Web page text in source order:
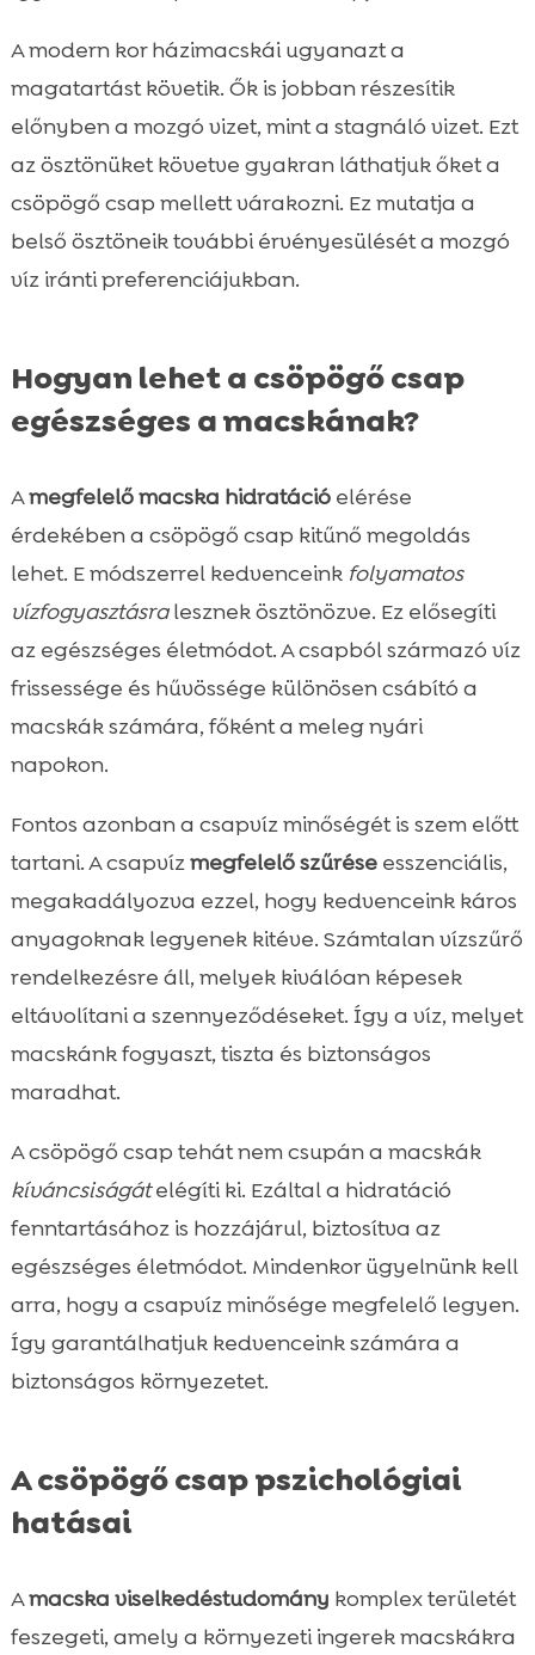
A modern kor házimacskái ugyanazt a
magatartást követik. Ők is jobban részesítik
előnyben a mozgó vizet, mint a stagnáló vizet. Ezt
az ösztönüket követve gyakran láthatjuk őket a
csöpögő csap mellett várakozni. Ez mutatja a
belső ösztöneik további érvényesülését a mozgó
víz iránti preferenciájukban.
Hogyan lehet a csöpögő csap
egészséges a macskának?
Amegfelelő macska hidratációelérése
érdekében a csöpögő csap kitűnő megoldás
lehet. E módszerrel kedvenceink folyamatos
vízfogyasztásralesznek ösztönözve. Ez elősegíti
az egészséges életmódot. A csapból származó víz
frissessége és hűvössége különösen csábító a
macskák számára, főként a meleg nyári
napokon.
Fontos azonban a csapvíz minőségét is szem előtt
tartani. A csapvízmegfelelő szűréseesszenciális,
megakadályozva ezzel, hogy kedvenceink káros
anyagoknak legyenek kitéve. Számtalan vízszűrő
rendelkezésre áll, melyek kiválóan képesek
eltávolítani a szennyeződéseket. Így a víz, melyet
macskánk fogyaszt, tiszta és biztonságos
maradhat.
A csöpögő csap tehát nem csupán a macskák
kíváncsiságátelégíti ki. Ezáltal a hidratáció
fenntartásához is hozzájárul, biztosítva az
egészséges életmódot. Mindenkor ügyelnünk kell
arra, hogy a csapvíz minősége megfelelő legyen.
Így garantálhatjuk kedvenceink számára a
biztonságos környezetet.
A csöpögő csap pszichológiai
hatásai
Amacska viselkedéstudomány komplex területét
feszegeti, amely a környezeti ingerek macskákra